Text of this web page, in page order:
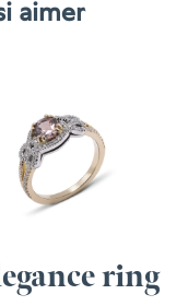
aimer
ring